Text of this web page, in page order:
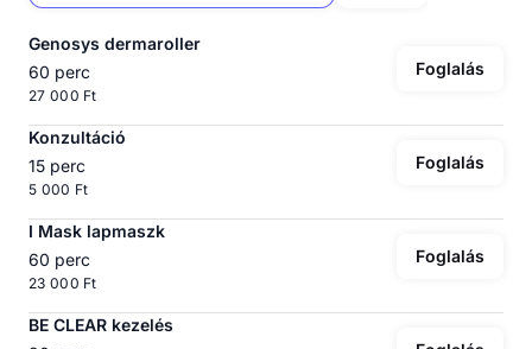
Genosys dermaroller
60 perc
27 000 Ft
Foglalás
Konzultáció
15 perc
5 000 Ft
Foglalás
I Mask lapmaszk
60 perc
23 000 Ft
Foglalás
BE CLEAR kezelés